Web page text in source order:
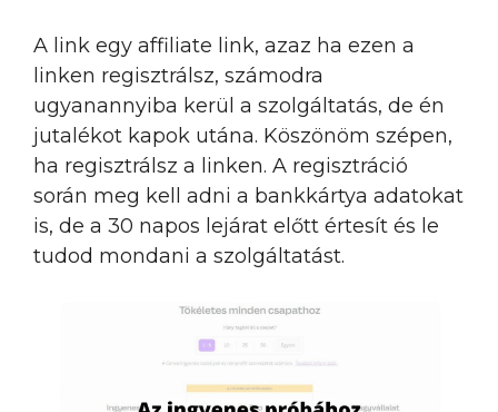
A link egy affiliate link, azaz ha ezen a
linken regisztrálsz, számodra
ugyanannyiba kerül a szolgáltatás, de én
jutalékot kapok utána. Köszönöm szépen,
ha regisztrálsz a linken. A regisztráció
során meg kell adni a bankkártya adatokat
is, de a 30 napos lejárat előtt értesít és le
tudod mondani a szolgáltatást.